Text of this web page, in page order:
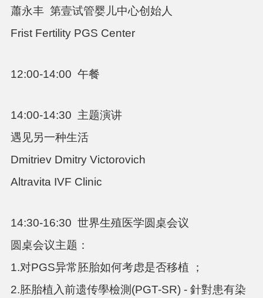
蕭永丰 第壹试管婴儿中心创始人
Frist Fertility PGS Center
12:00-14:00 午餐
14:00-14:30 主题演讲
遇见另一种生活
Dmitriev Dmitry Victorovich
Altravita IVF Clinic
14:30-16:30 世界生殖医学圆桌会议
圆桌会议主题：
1.对PGS异常胚胎如何考虑是否移植 ；
2.胚胎植入前遗传學檢測 (PGT-SR) - 針對患有染